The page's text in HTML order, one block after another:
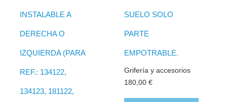
INSTALABLE A
DERECHA O
IZQUIERDA (PARA
REF.: 134122,
134123, 181122,
SUELO SOLO
PARTE
EMPOTRABLE.
Grifería y accesorios
180,00 €